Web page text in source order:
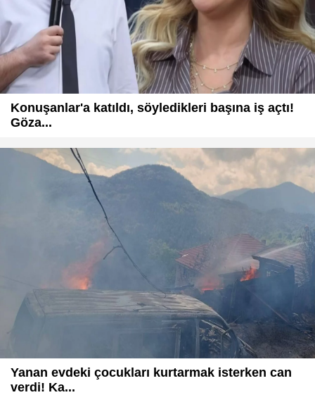
Konuşanlar'a katıldı, söyledikleri başına iş açtı!
Göza...
Yanan evdeki çocukları kurtarmak isterken can
verdi! Ka...